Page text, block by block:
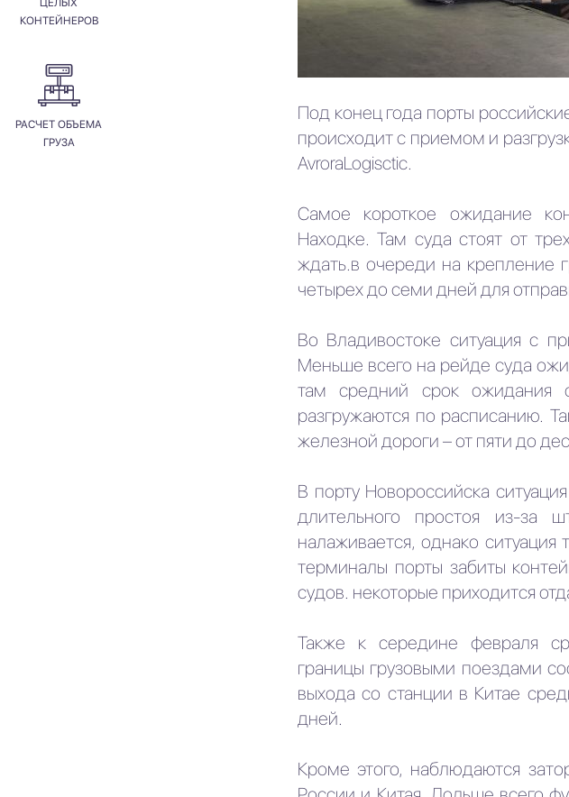
ЦЕЛЫХ
КОНТЕЙНЕРОВ
РАСЧЕТ ОБЪЕМА
ГРУЗА
Под конец года порты
происходит с приемом и
AvroraLogisctic.
Самое короткое ожидание
Находке. Там суда стоят от
ждать.в очереди на крепление
четырех до семи дней для
Во Владивостоке ситуация с
Меньше всего на рейде суда
там средний срок ожидания
разгружаются по расписанию.
железной дороги – от пяти до
В порту Новороссийска
длительного простоя из-за
налаживается, однако
терминалы порты забиты
судов. некоторые приходится
Также к середине февраля
границы грузовыми поездами
выхода со станции в Китае
дней.
Кроме этого, наблюдаются